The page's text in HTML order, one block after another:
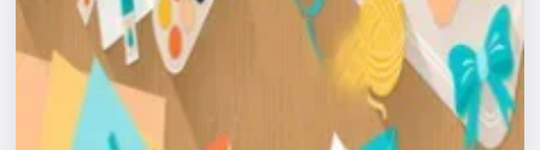
События
Города